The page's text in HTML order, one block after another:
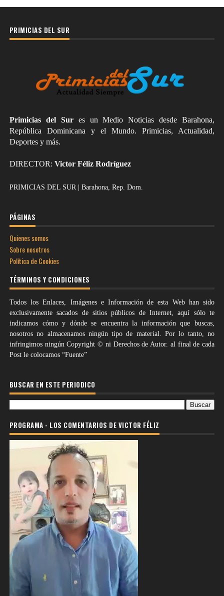
PRIMICIAS DEL SUR
Primicias del Sures un Medio Noticias desde Barahona,
República Dominicana y el Mundo. Primicias, Actualidad,
Deportes y más.
DIRECTOR: Victor Féliz Rodríguez
PRIMICIAS DEL SUR | Barahona, Rep. Dom.
PÁGINAS
Quienes somos
Sobre nosotros
Política de Cookies
TÉRMINOS Y CONDICIONES
Todos los Enlaces, Imágenes e Información de esta Web han sido
exclusivamente sacados de sitios públicos de Internet, aquí sólo te
indicamos cómo y dónde se encuentra la información que buscas,
nosotros no almacenamos ningún tipo de material. Por lo tanto, no
infringimos ningún Copyright © ni Derechos de Autor. al final de cada
Post le colocamos “Fuente”
BUSCAR EN ESTE PERIODICO
PROGRAMA - LOS COMENTARIOS DE VICTOR FÉLIZ